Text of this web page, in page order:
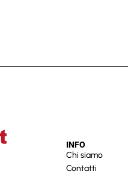
INFO
Chi siamo
Contatti